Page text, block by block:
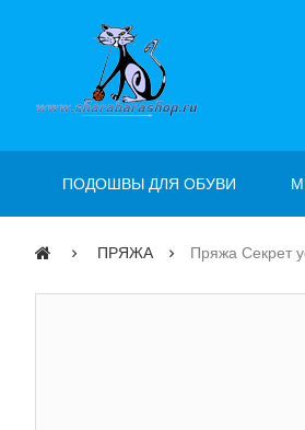
ПОДОШВЫ ДЛЯ ОБУВИ
ПРЯЖА Пряжа Секрет